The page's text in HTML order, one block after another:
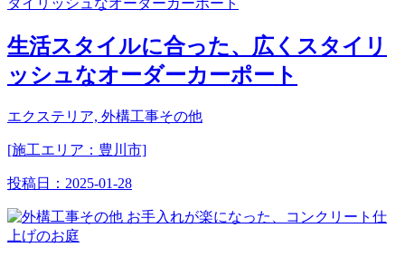
生活スタイルに合った、広くスタイリ
ッシュなオーダーカーポート
エクステリア, 外構工事その他
[施工エリア：豊川市]
投稿日： 2025-01-28